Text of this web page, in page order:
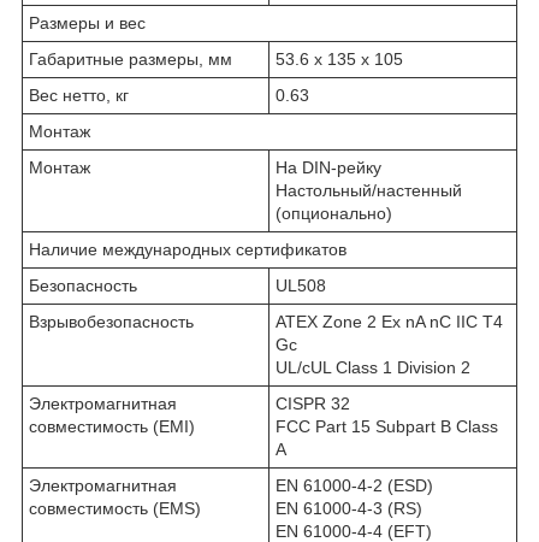
Размеры и вес
Габаритные размеры, мм
53.6 x 135 x 105
Вес нетто, кг
0.63
Монтаж
Монтаж
На DIN-рейку
Настольный/настенный
(опционально)
Наличие международных сертификатов
Безопасность
UL508
Взрывобезопасность
ATEX Zone 2 Ex nA nC IIC T4
Gc
UL/cUL Class 1 Division 2
Электромагнитная
совместимость (EMI)
CISPR 32
FCC Part 15 Subpart B Class
A
Электромагнитная
совместимость (EMS)
EN 61000-4-2 (ESD)
EN 61000-4-3 (RS)
EN 61000-4-4 (EFT)